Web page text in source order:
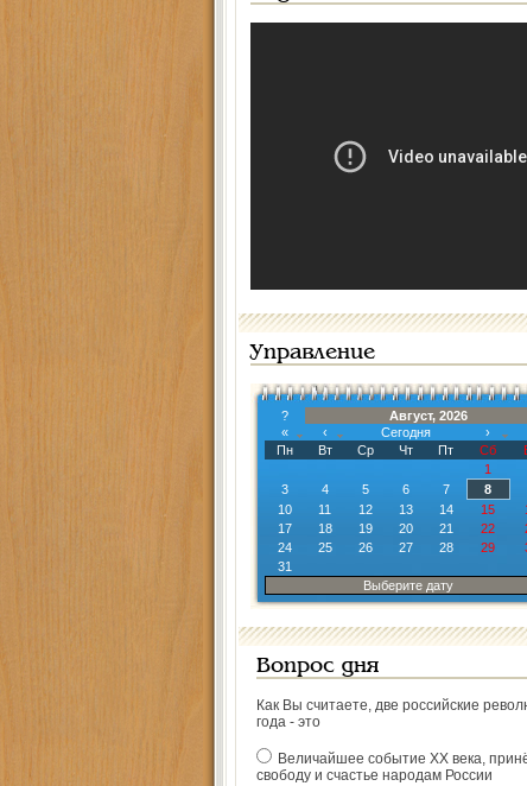
Управление
?
Август, 2026
«
‹ Сегодня ›
Пн
Вт Ср Чт Пт Сб
1
3
4 5 6 7 8
10
11 12 13 14 15
17
18 19 20 21 22
24
25 26 27 28 29
31
Выберите дату
Вопрос дня
Как Вы считаете, две российские
года - это
Величайшее событие ХХ века,
свободу и счастье народам России